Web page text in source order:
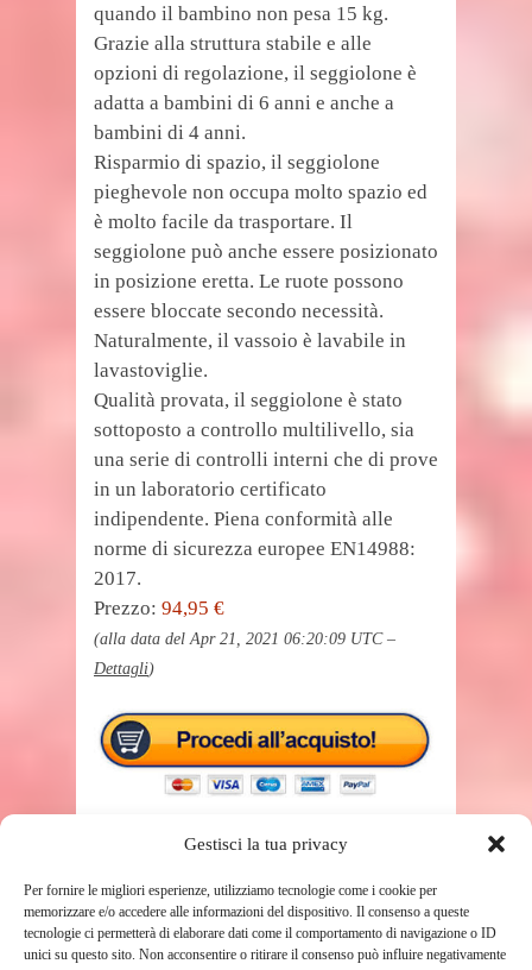
Gestisci la tua privacy
Per fornire le migliori esperienze, utilizziamo tecnologie come i cookie per
memorizzare e/o accedere alle informazioni del dispositivo. Il consenso a queste
tecnologie ci permetterà di elaborare dati come il comportamento di navigazione o ID
unici su questo sito. Non acconsentire o ritirare il consenso può influire negativamente
quando il bambino non pesa 15 kg.
Grazie alla struttura stabile e alle
opzioni di regolazione, il seggiolone è
adatta a bambini di 6 anni e anche a
bambini di 4 anni.
Risparmio di spazio, il seggiolone
pieghevole non occupa molto spazio ed
è molto facile da trasportare. Il
seggiolone può anche essere posizionato
in posizione eretta. Le ruote possono
essere bloccate secondo necessità.
Naturalmente, il vassoio è lavabile in
lavastoviglie.
Qualità provata, il seggiolone è stato
sottoposto a controllo multilivello, sia
una serie di controlli interni che di prove
in un laboratorio certificato
indipendente. Piena conformità alle
norme di sicurezza europee EN14988:
2017.
Prezzo: 94,95 €
(alla data del Apr 21, 2021 06:20:09 UTC –
Dettagli)
TAGS SEGGIOLONE PAPPA